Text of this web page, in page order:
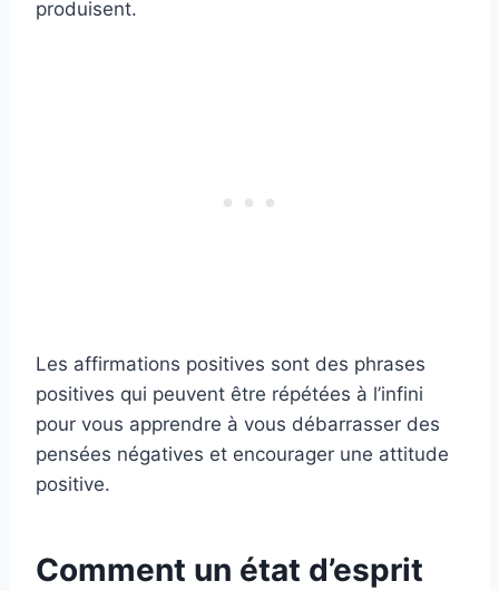
produisent.
Les affirmations positives sont des phrases
positives qui peuvent être répétées à l’infini
pour vous apprendre à vous débarrasser des
pensées négatives et encourager une attitude
positive.
Comment un état d’esprit